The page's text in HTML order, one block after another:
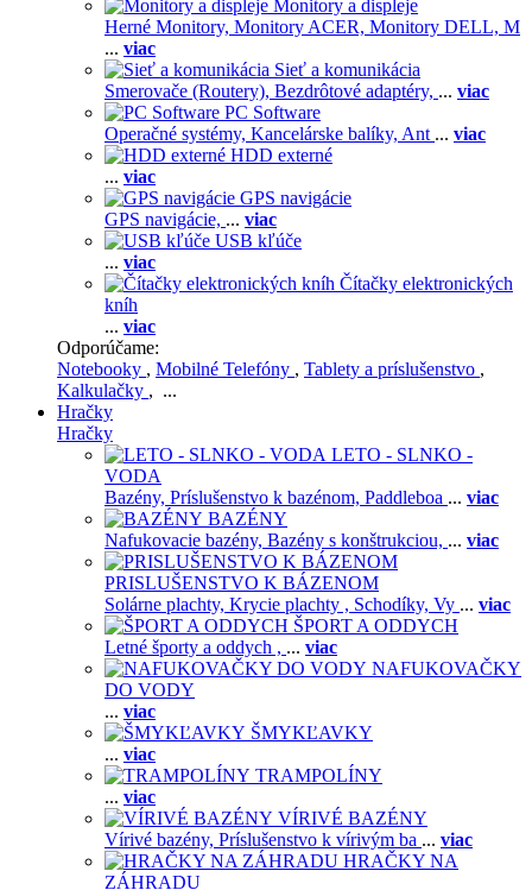
Monitory a displeje
Herné Monitory, Monitory ACER, Monitory DELL, M
... viac
Sieť a komunikácia
Smerovače (Routery), Bezdrôtové adaptéry, ... viac
PC Software
Operačné systémy, Kancelárske balíky, Ant ... viac
HDD externé
... viac
GPS navigácie
GPS navigácie, ... viac
USB kľúče
... viac
Čítačky elektronických
kníh
... viac
Odporúčame:
Notebooky , Mobilné Telefóny , Tablety a príslušenstvo ,
Kalkulačky , ...
Hračky
Hračky
LETO - SLNKO -
VODA
Bazény, Príslušenstvo k bazénom, Paddleboa ... viac
BAZÉNY
Nafukovacie bazény, Bazény s konštrukciou, ... viac
PRISLUŠENSTVO K BÁZENOM
Solárne plachty, Krycie plachty , Schodíky, Vy ... viac
ŠPORT A ODDYCH
Letné športy a oddych , ... viac
NAFUKOVAČKY
DO VODY
... viac
ŠMYKĽAVKY
... viac
TRAMPOLÍNY
... viac
VÍRIVÉ BAZÉNY
Vírivé bazény, Príslušenstvo k vírivým ba ... viac
HRAČKY NA
ZÁHRADU